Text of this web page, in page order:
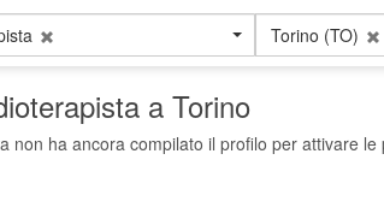
Torino (TO)
a Torino
non ha ancora compilato il profilo per attivare le